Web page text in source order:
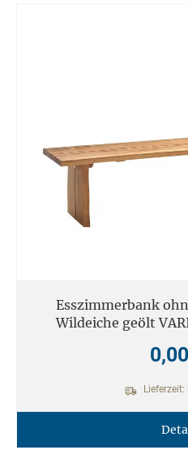
Esszimmerbank
Wildeiche geölt
Lieferzeit: